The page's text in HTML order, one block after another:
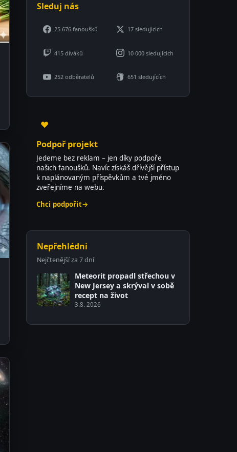
Sleduj nás
25 676 fanoušků 17 sledujících
415 diváků 10 000 sledujících
252 odběratelů 651 sledujících
♥
Podpoř projekt
Jedeme bez reklam – jen díky podpoře
našich fanoušků. Navíc získáš dřívější přístup
k naplánovaným příspěvkům a tvé jméno
zveřejníme na webu.
Chci podpořit→
Nepřehlédni
Nejčtenější za 7 dní
Meteorit propadl střechou v
New Jersey a skrýval v sobě
recept na život
3.8. 2026